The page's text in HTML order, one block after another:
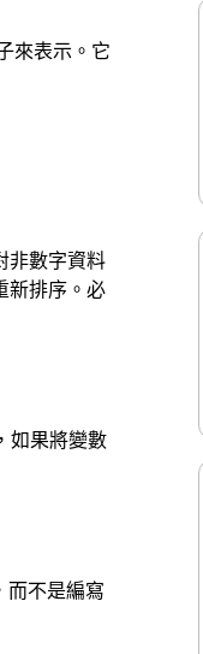
來表示。它
非數字資料
新排序。必
如果將變數
而不是編寫